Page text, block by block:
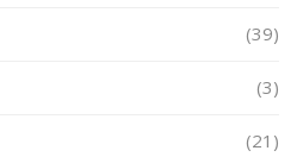
(39)
(3)
(21)